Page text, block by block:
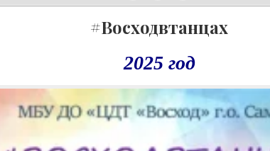
#Восходвтанцах
2025 год